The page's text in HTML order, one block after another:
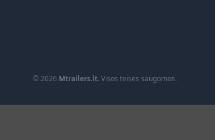
© 2026 Mtrailers.lt. Visos teisės saugomos.